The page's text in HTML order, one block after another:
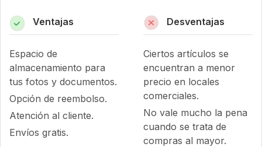
Ventajas
Espacio de
almacenamiento para
tus fotos y documentos.
Opción de reembolso.
Atención al cliente.
Envíos gratis.
Desventajas
Ciertos artículos se
encuentran a menor
precio en locales
comerciales.
No vale mucho la pena
cuando se trata de
compras al mayor.